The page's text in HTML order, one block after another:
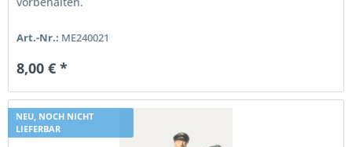
Art.-Nr.: ME240021
8,00 € *
NEU, NOCH NICHT
LIEFERBAR